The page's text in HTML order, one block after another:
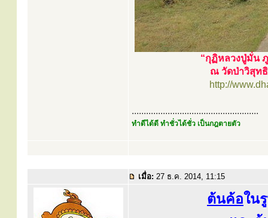
“กุฏิหลวงปู่มั่น
ณ วัดป่าวิสุท
http://
.....................................................
ทำดีได้ดี ทำชั่วได้ชั่ว เป็นกฎตายตัว
เมื่อ: 27 ธ.ค. 2014, 11:15
ต้นค้อใน